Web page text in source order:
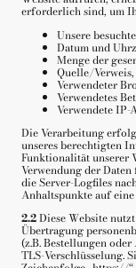
erforderlich sind, um
Unsere
Datum und
Menge der
Quelle/
Verwendeter
Verwendetes
Verwendete IP-
Die Verarbeitung
unseres berechtigten
Funktionalität unserer
Verwendung der
die Server-Logfiles
Anhaltspunkte auf
2.2Diese Website
Übertragung
(z.B. Bestellungen
TLS-Verschlüsselung.